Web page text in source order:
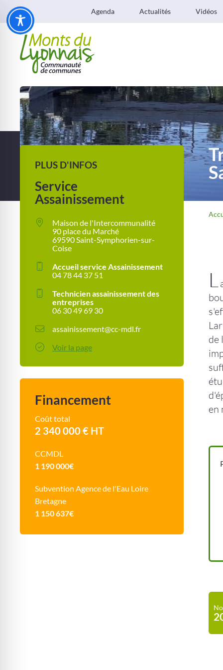
Agenda Actualités Vidéos
L
de
en
PLUS D'INFOS
Service
Assainissement
Maison de l'Intercommunalité
90 place du Marché
69590 Saint-Symphorien-sur-
Coise
Accueil service Assainissement
04 78 44 37 51
Technicien assainissement des
entreprises
06 30 49 69 30
assainissement@cc-mdl.fr
Voir la page
Financement
Coût total
2 340 000 € HT
CCMDL
1 190 000€
Subvention Agence de l'Eau Loire
Bretagne
1 150 637€